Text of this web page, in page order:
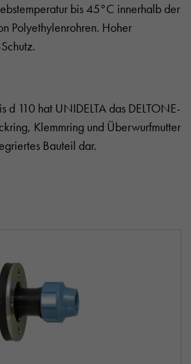
bis 45°C innerhalb der
Polyethylenrohren. Hoher
d 110 hat UNIDELTA das DELTONE-
Klemmring und Überwurfmutter
Bauteil dar.